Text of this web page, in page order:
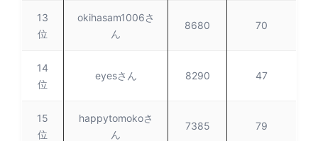
13
位
okihasam1006さ
ん
8680 70
14
位
eyesさん 8290 47
15
位
happytomokoさ
ん
7385 79